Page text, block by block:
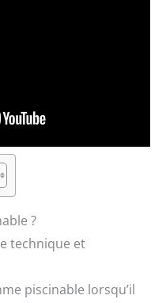
?
technique et
piscinable lorsqu’il